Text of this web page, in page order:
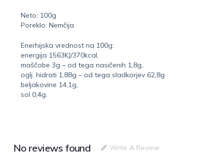
Neto: 100g
Poreklo: Nemčija
Enerhijska vrednost na 100g:
energija 1563KJ/370kcal,
maščobe 3g – od tega nasičenih 1,8g,
oglj. hidrati 1,88g – od tega sladkorjev 62,8g
beljakovine 14,1g,
sol 0,4g.
No reviews found Write A Review